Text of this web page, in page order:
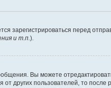
зарегистрироваться перед
и т.п. ).
Вы можете
других пользователей, то после